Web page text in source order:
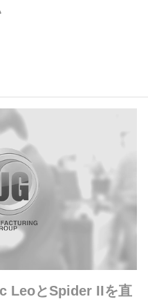
LeoとSpider IIを直